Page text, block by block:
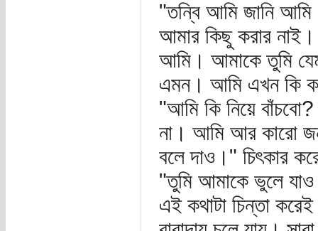
"তন্বি আমি জানি আমি
আমার কিছু করার
আমি। আমাকে তুমি
এমন। আমি এখন কি
"আমি কি নিয়ে
না। আমি আর কারো
বলে দাও।" চিৎকার
"তুমি আমাকে ভুলে
এই কথাটা চিন্তা